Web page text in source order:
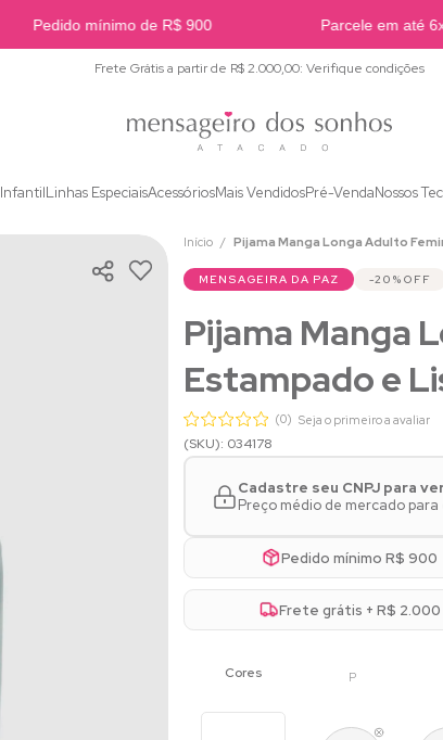
Pedido mínimo de R$ 900 Parcele em até 6x
Frete Grátis a partir de R$ 2.000,00: Verifique condições
InfantilLinhas EspeciaisAcessóriosMais VendidosPré-VendaNossos
Início Pijama Manga Longa Adulto
MENSAGEIRA DA PAZ 20% OFF
Pijama Manga
Estampado e
(0) Seja o primeiro a avaliar
(SKU): 034178
Cadastre seu CNPJ para
Preço médio de mercado
Pedido mínimo R$ 900
Frete grátis + R$ 2.000
P